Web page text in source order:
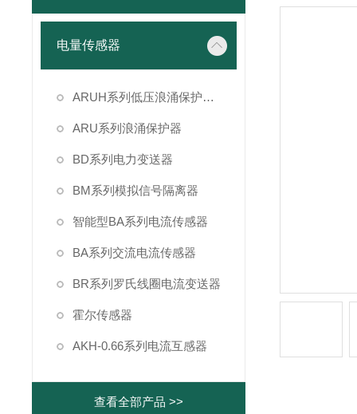
电量传感器
ARUH系列低压浪涌保护装置
ARU系列浪涌保护器
BD系列电力变送器
BM系列模拟信号隔离器
智能型BA系列电流传感器
BA系列交流电流传感器
BR系列罗氏线圈电流变送器
霍尔传感器
AKH-0.66系列电流互感器
查看全部产品 >>